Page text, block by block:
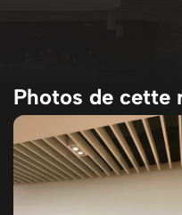
Photos de cette